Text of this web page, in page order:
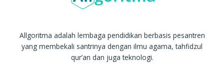
Allgoritma adalah lembaga pendidikan berbasis pesantren
yang membekali santrinya dengan ilmu agama, tahfidzul
qur’an dan juga teknologi.